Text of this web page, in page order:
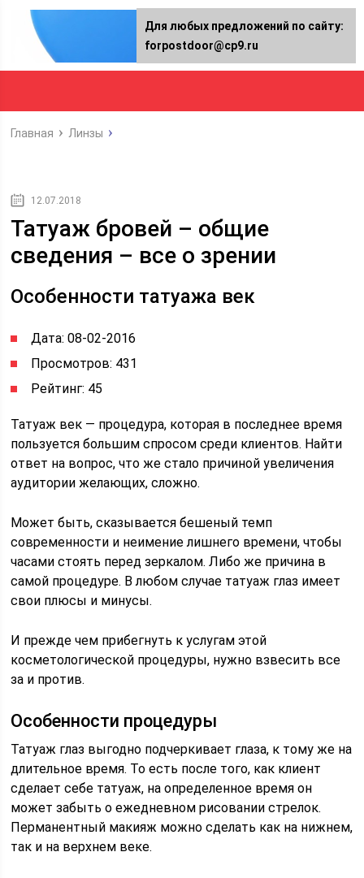
Главная Линзы
12.07.2018
Татуаж бровей – общие
сведения – все о зрении
Особенности татуажа век
Дата: 08-02-2016
Просмотров: 431
Рейтинг: 45
Татуаж век — процедура, которая в последнее время
пользуется большим спросом среди клиентов. Найти
ответ на вопрос, что же стало причиной увеличения
аудитории желающих, сложно.
Может быть, сказывается бешеный темп
современности и неимение лишнего времени, чтобы
часами стоять перед зеркалом. Либо же причина в
самой процедуре. В любом случае татуаж глаз имеет
свои плюсы и минусы.
И прежде чем прибегнуть к услугам этой
косметологической процедуры, нужно взвесить все
за и против.
Особенности процедуры
Татуаж глаз выгодно подчеркивает глаза, к тому же на
длительное время. То есть после того, как клиент
сделает себе татуаж, на определенное время он
может забыть о ежедневном рисовании стрелок.
Перманентный макияж можно сделать как на нижнем,
так и на верхнем веке.
Для любых предложений по сайту:
forpostdoor@cp9.ru